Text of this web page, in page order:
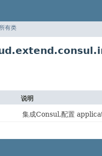
所有类
说明
集成Consul,配置